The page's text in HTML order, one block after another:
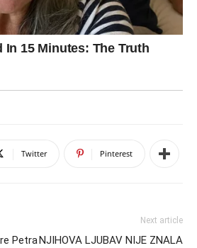
Twitter Pinterest
Petra
Next article
NJIHOVA LJUBAV NIJE ZNALA